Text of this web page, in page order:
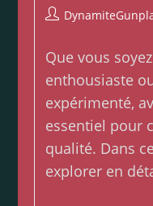
Que vous
enthousiaste
expérimenté,
essentiel pour
qualité. Dans
explorer en